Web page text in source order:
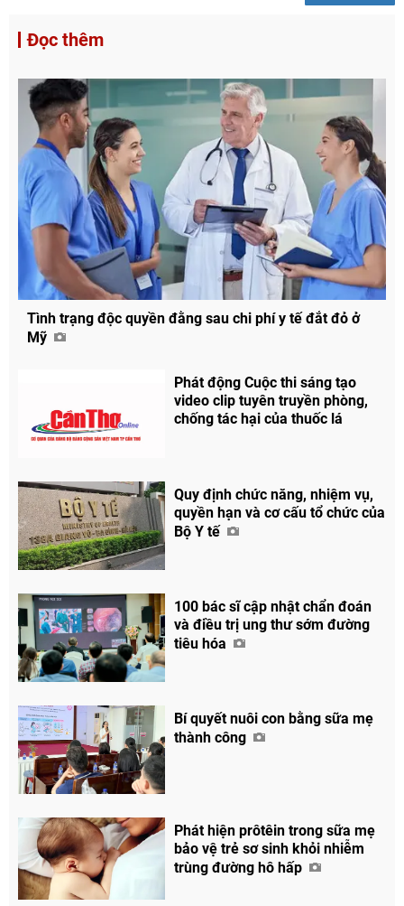
Đọc thêm
Tình trạng độc quyền đằng sau chi phí y tế đắt đỏ ở
Mỹ
Phát động Cuộc thi sáng tạo
video clip tuyên truyền phòng,
chống tác hại của thuốc lá
Quy định chức năng, nhiệm vụ,
quyền hạn và cơ cấu tổ chức của
Bộ Y tế
100 bác sĩ cập nhật chẩn đoán
và điều trị ung thư sớm đường
tiêu hóa
Bí quyết nuôi con bằng sữa mẹ
thành công
Phát hiện prôtêin trong sữa mẹ
bảo vệ trẻ sơ sinh khỏi nhiễm
trùng đường hô hấp